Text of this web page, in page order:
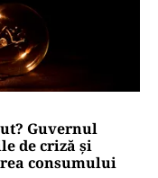
Guvernul
de criză și
consumului